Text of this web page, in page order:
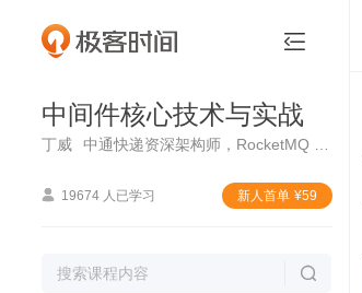

中间件核心技术与实战
丁威
 19674 人已学习 新⼈⾸单 ¥59

 中间件核心技术与实战